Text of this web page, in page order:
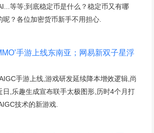
等等;到底稳定币是什么？稳定币又有哪
？各位加密货币新手不用担心.
手游上线东南亚；网易新双子星浮
手游上线,游戏研发延续降本增效逻辑,尚
日,乐趣生成宣布联手太极图形,历时4个月打
技术的新游戏.